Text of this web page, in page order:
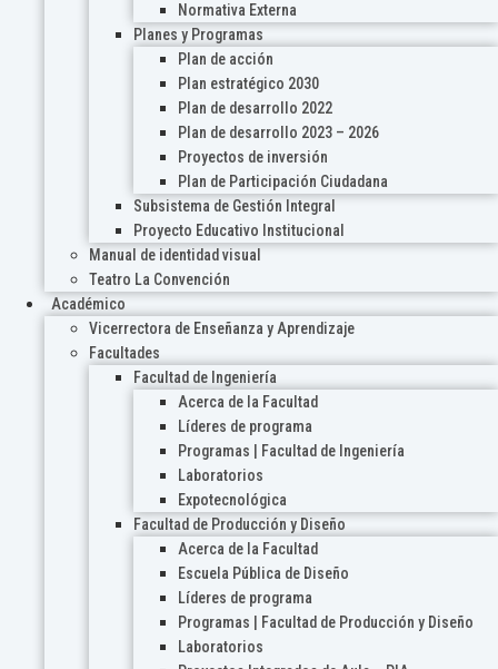
Normativa Externa
Planes y Programas
Plan de acción
Plan estratégico 2030
Plan de desarrollo 2022
Plan de desarrollo 2023 – 2026
Proyectos de inversión
Plan de Participación Ciudadana
Subsistema de Gestión Integral
Proyecto Educativo Institucional
Manual de identidad visual
Teatro La Convención
Académico
Vicerrectora de Enseñanza y Aprendizaje
Facultades
Facultad de Ingeniería
Acerca de la Facultad
Líderes de programa
Programas | Facultad de Ingeniería
Laboratorios
Expotecnológica
Facultad de Producción y Diseño
Acerca de la Facultad
Escuela Pública de Diseño
Líderes de programa
Programas | Facultad de Producción y Diseño
Laboratorios